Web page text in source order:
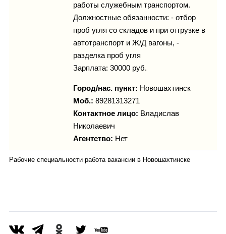
работы служебным транспортом.
Должностные обязанности: - отбор
проб угля со складов и при отгрузке в
автотранспорт и Ж/Д вагоны, -
разделка проб угля
Зарплата: 30000 руб.
Город/нас. пункт: Новошахтинск
Моб.: 89281313271
Контактное лицо: Владислав
Николаевич
Агентство: Нет
Рабочие специальности работа вакансии в Новошахтинске